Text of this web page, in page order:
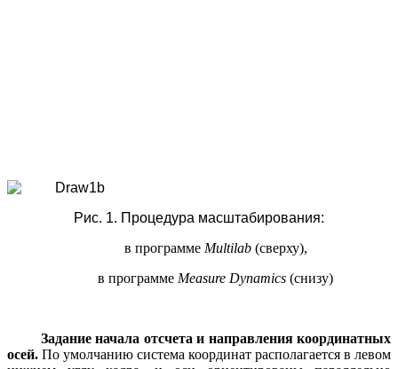
Рис. 1. Процедура масштабирования:
в программе Multilab(сверху),
в программе Measure Dynamics (снизу)
Задание начала отсчета и направления координатных
осей. По умолчанию система координат располагается в левом